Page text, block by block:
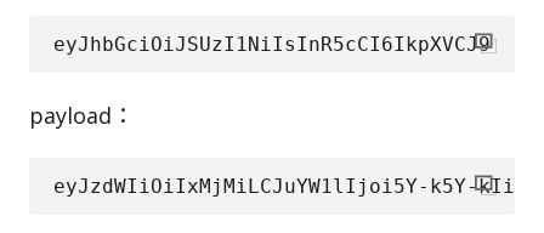
payload：